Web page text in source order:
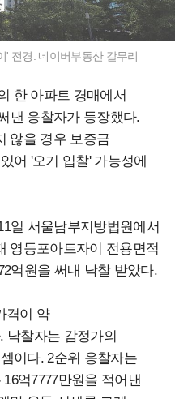
' 전경. 네이버부동산 갈무리
한 아파트 경매에서
낸 응찰자가 등장했다.
않을 경우 보증금
어 '오기 입찰' 가능성에
일 서울남부지방법원에서
영등포아트자이 전용면적
억원을 써내 낙찰 받았다.
격이 약
낙찰자는 감정가의
이다. 2순위 응찰자는
억7777만원을 적어낸